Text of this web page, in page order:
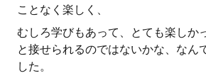
ことなく楽しく、
むしろ学びもあって、とても楽しか
と接せられるのではないかな、なん
した。